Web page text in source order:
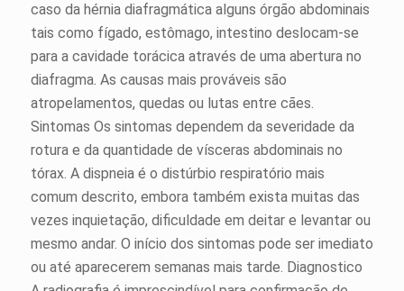
caso da hérnia diafragmática alguns órgão abdominais
tais como fígado, estômago, intestino deslocam-se
para a cavidade torácica através de uma abertura no
diafragma. As causas mais prováveis são
atropelamentos, quedas ou lutas entre cães.
Sintomas Os sintomas dependem da severidade da
rotura e da quantidade de vísceras abdominais no
tórax. A dispneia é o distúrbio respiratório mais
comum descrito, embora também exista muitas das
vezes inquietação, dificuldade em deitar e levantar ou
mesmo andar. O início dos sintomas pode ser imediato
ou até aparecerem semanas mais tarde. Diagnostico